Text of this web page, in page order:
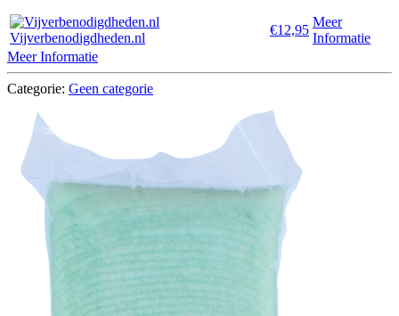
Vijverbenodigdheden.nl
€12,95
Meer
Informatie
Meer Informatie
Categorie: Geen categorie